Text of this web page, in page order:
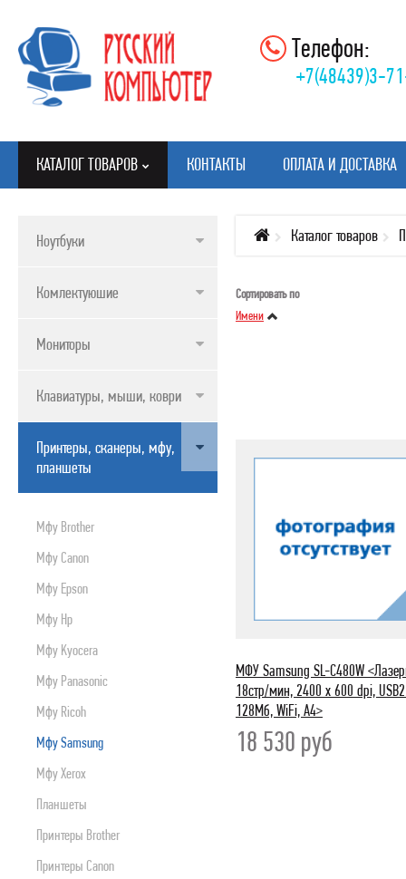
Телефон:
+7(48439)3-
КАТАЛОГ ТОВАРОВ
КАТАЛОГ ТОВАРОВ
КОМЛЕКТУЮШИЕ
КЛАВИАТУРЫ, МЫШИ, КОВРИКИ
ПРИНТЕРЫ, СКАНЕРЫ, МФУ, ПЛАНШЕТЫ
БЛОКИ БЕСПЕРЕБОЙНОГО ПИТАНИЯ
СЕТЕВОЕ ОБОРУДОВАНИЕ
СЕТЕВЫЕ И ИНТЕРФЕЙСНЫЕ ШНУРЫ
КАРТРИДЖИ
МОБИЛЬНАЯ ТЕХНИКА
ЦИФРОВЫЕ ВИДЕО И ФОТОКАМЕРЫ
ПРОГРАММНЫЕ ПРОДУКТЫ
БЫТОВАЯ И КЛИМАТИЧЕСКАЯ ТЕХНИКА
TV, ПЛЕЕРЫ, ДОМАШНИЕ КИНОТЕАТРЫ И Т.Д.
ВНЕШНИЕ НАКОПИТЕЛИ
ПРОДУКТЫ APPLE
КОНТАКТЫ ОПЛАТА И ДОСТАВКА
Ноутбуки
Комлектуюшие
Мониторы
Клавиатуры, мыши, коврики
Принтеры, сканеры, мфу,
планшеты
Мфу Brother
Мфу Canon
Мфу Epson
Мфу Hp
Мфу Kyocera
Мфу Panasonic
Мфу Ricoh
Мфу Samsung
Мфу Xerox
Планшеты
Принтеры Brother
Принтеры Canon
Каталог товаров
Сортировать по
Имени
МФУ Samsung SL-C480W
18стр/мин, 2400 x 600 dpi,
128Мб, WiFi, A4>
18 530 руб